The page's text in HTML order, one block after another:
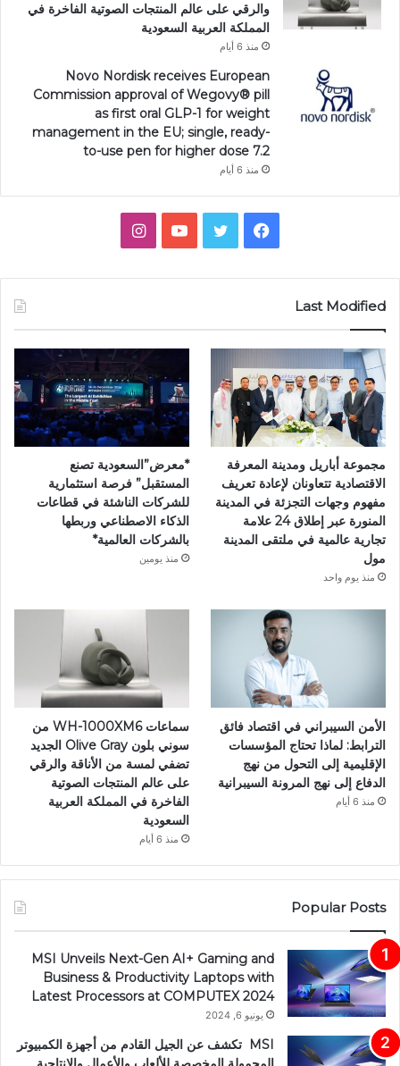
والرقي على عالم المنتجات الصوتية الفاخرة في
المملكة العربية السعودية
منذ 6 أيام
Novo Nordisk receives European
Commission approval of Wegovy®️ pill
as first oral GLP-1 for weight
management in the EU; single, ready-
to-use pen for higher dose 7.2
منذ 6 أيام
فيسبوك تويتر يوتيوبانستقرام
Last Modified
مجموعة أباريل ومدينة المعرفة
الاقتصادية تتعاونان لإعادة تعريف
مفهوم وجهات التجزئة في المدينة
المنورة عبر إطلاق 24 علامة
تجارية عالمية في ملتقى المدينة
مول
منذ يوم واحد
*معرض”السعودية تصنع
المستقبل” فرصة استثمارية
للشركات الناشئة في قطاعات
الذكاء الاصطناعي وربطها
بالشركات العالمية*
منذ يومين
الأمن السيبراني في اقتصاد فائق
الترابط: لماذا تحتاج المؤسسات
الإقليمية إلى التحول من نهج
الدفاع إلى نهج المرونة السيبرانية
منذ 6 أيام
سماعات WH-1000XM6 من
سوني بلون Olive Gray الجديد
تضفي لمسة من الأناقة والرقي
على عالم المنتجات الصوتية
الفاخرة في المملكة العربية
السعودية
منذ 6 أيام
Popular Posts
MSI Unveils Next-Gen AI+ Gaming and
Business & Productivity Laptops with
Latest Processors at COMPUTEX 2024
يونيو 6, 2024
MSI تكشف عن الجيل القادم من أجهزة الكمبيوتر